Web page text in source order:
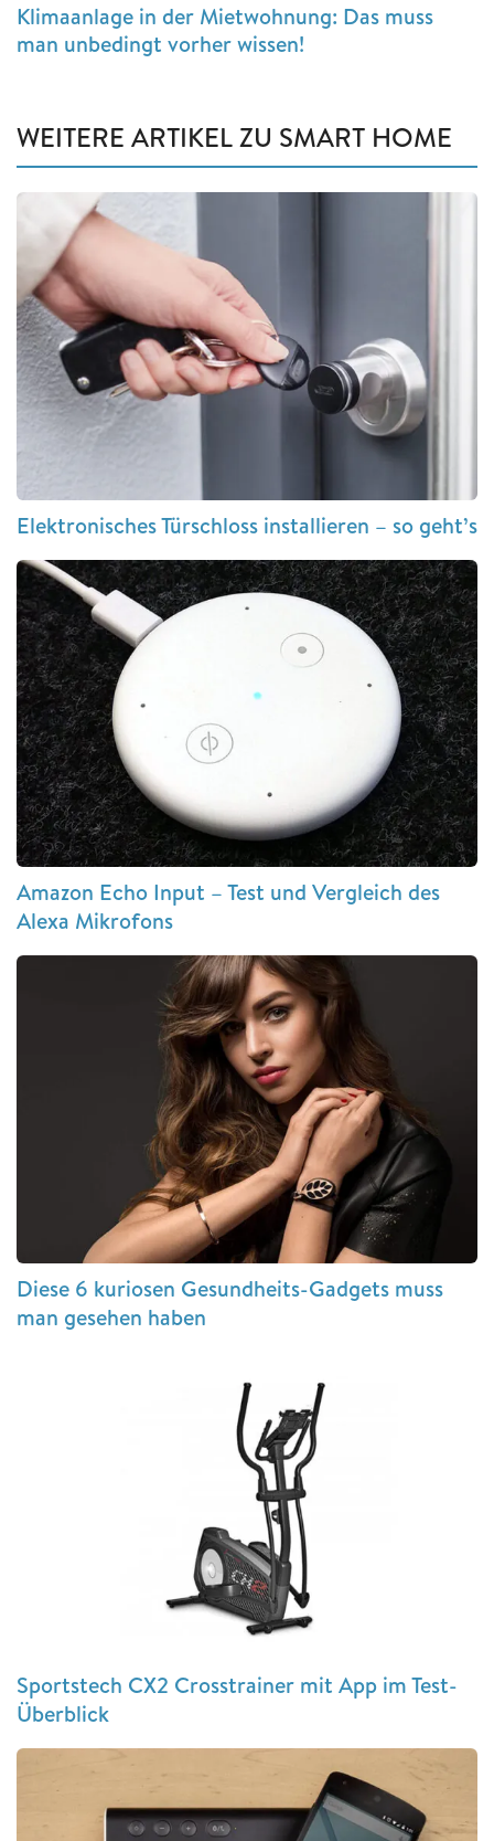
Klimaanlage in der Mietwohnung: Das muss
man unbedingt vorher wissen!
WEITERE ARTIKEL ZU SMART HOME
Elektronisches Türschloss installieren – so geht’s
Amazon Echo Input – Test und Vergleich des
Alexa Mikrofons
Diese 6 kuriosen Gesundheits-Gadgets muss
man gesehen haben
Sportstech CX2 Crosstrainer mit App im Test-
Überblick